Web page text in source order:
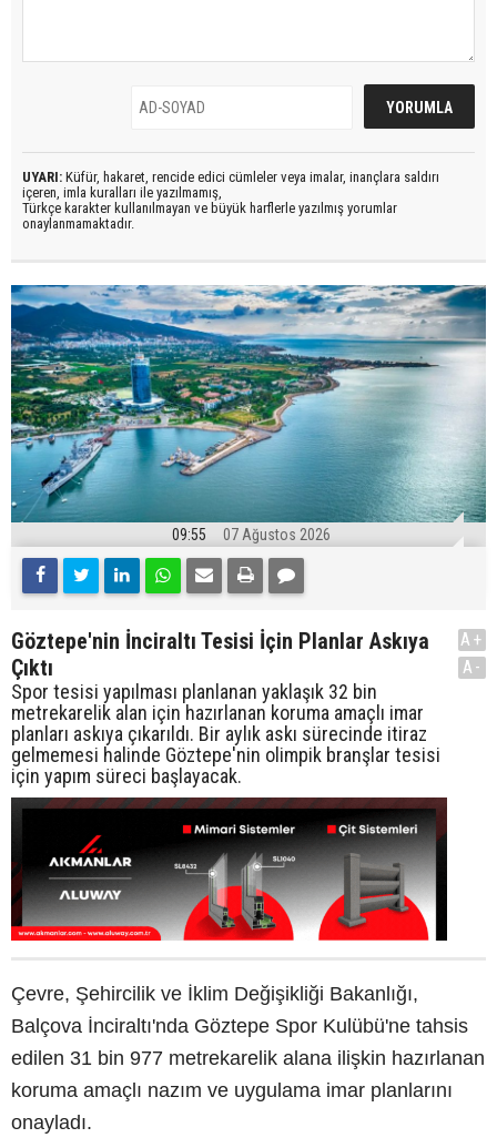
UYARI: Küfür, hakaret, rencide edici cümleler veya imalar, inançlara saldırı
içeren, imla kuralları ile yazılmamış,
Türkçe karakter kullanılmayan ve büyük harflerle yazılmış yorumlar
onaylanmamaktadır.
09:55 07 Ağustos 2026
Göztepe'nin İnciraltı Tesisi İçin Planlar Askıya
Çıktı
Spor tesisi yapılması planlanan yaklaşık 32 bin
metrekarelik alan için hazırlanan koruma amaçlı imar
planları askıya çıkarıldı. Bir aylık askı sürecinde itiraz
gelmemesi halinde Göztepe'nin olimpik branşlar tesisi
için yapım süreci başlayacak.
A+
A-
Çevre, Şehircilik ve İklim Değişikliği Bakanlığı,
Balçova İnciraltı'nda Göztepe Spor Kulübü'ne tahsis
edilen 31 bin 977 metrekarelik alana ilişkin hazırlanan
koruma amaçlı nazım ve uygulama imar planlarını
onayladı.